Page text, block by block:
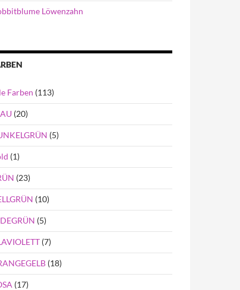
Löwenzahn
Farben (113)
(20)
(5)
(1)
(23)
(10)
(5)
(7)
(18)
(17)